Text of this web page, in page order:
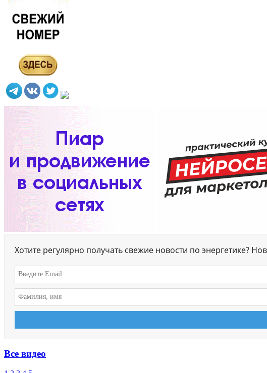
Хотите регулярно получать свежие новости по энергетике?
Все видео